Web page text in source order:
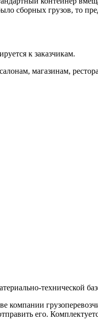
сборных грузов, то
к заказчикам.
магазинам,
технической
его.